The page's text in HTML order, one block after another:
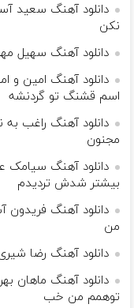
دانلود آهنگ سعید
نکن
دانلود آهنگ سهیل
دانلود آهنگ امین و
اسم قشنگ تو گردنشه
دانلود آهنگ راغب
مجنون
دانلود آهنگ سیامک
بیشتر شدش تردیدم
دانلود آهنگ فریدون
من
دانلود آهنگ رضا
دانلود آهنگ ماهان
توهمم من خب